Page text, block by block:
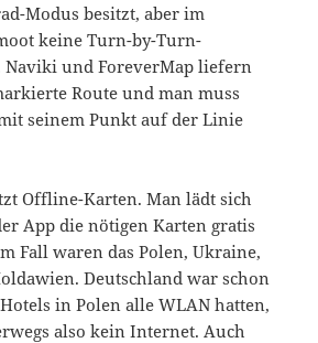
Modus besitzt, aber im
keine Turn-by-Turn-
Naviki und ForeverMap liefern
Route und man muss
seinem Punkt auf der Linie
Offline-Karten. Man lädt sich
App die nötigen Karten gratis
Fall waren das Polen, Ukraine,
Deutschland war schon
in Polen alle WLAN hatten,
also kein Internet. Auch